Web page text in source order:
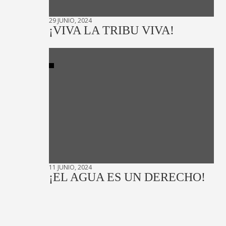
29 JUNIO, 2024
¡VIVA LA TRIBU VIVA!
11 JUNIO, 2024
¡EL AGUA ES UN DERECHO!